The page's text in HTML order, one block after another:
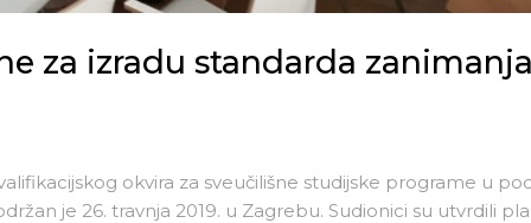
za izradu standarda
okvira za sveučilišne studijske programe u
je 26. travnja 2019. u Zagrebu. Sudionici su utvrdili